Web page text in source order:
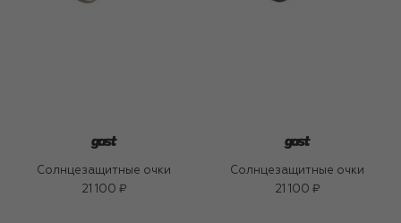
Солнцезащитные очки
21 100 ₽
Солнцезащитные очки
21 100 ₽